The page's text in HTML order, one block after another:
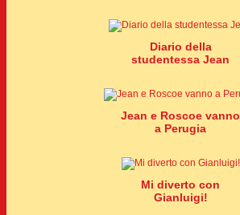
Diario della
studentessa Jean
Jean e Roscoe vanno
a Perugia
Mi diverto con
Gianluigi!